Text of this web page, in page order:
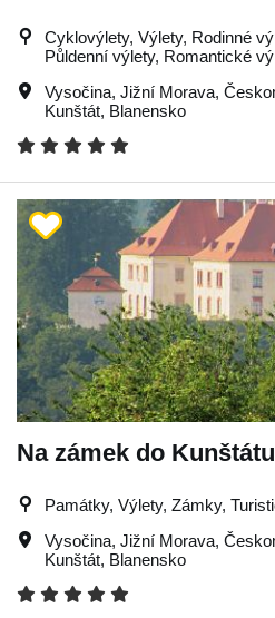
Cyklovýlety, Výlety, Rodinné
Půldenní výlety, Romantické
Vysočina, Jižní Morava,
Kunštát, Blanensko
Na zámek do Kunštátu
Památky, Výlety, Zámky,
Vysočina, Jižní Morava,
Kunštát, Blanensko